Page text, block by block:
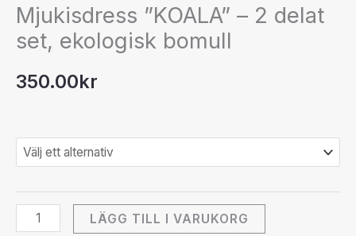
Mjukisdress ”KOALA” – 2 delat
set, ekologisk bomull
350.00kr
LÄGG TILL I VARUKORG